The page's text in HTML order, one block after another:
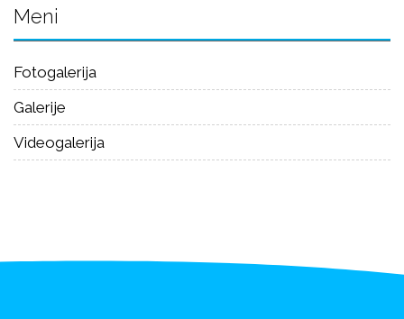
Meni
Fotogalerija
Galerije
Videogalerija